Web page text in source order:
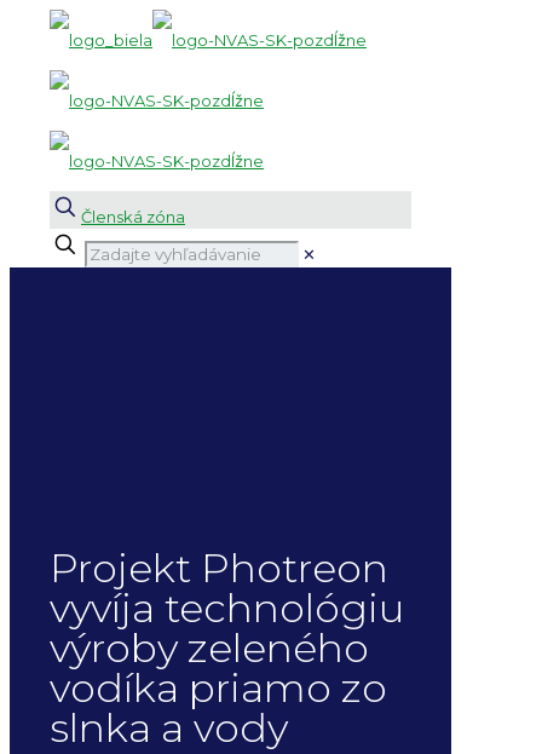
Členská zóna
✕
Projekt Photreon
vyvíja technológiu
výroby zeleného
vodíka priamo zo
slnka a vody